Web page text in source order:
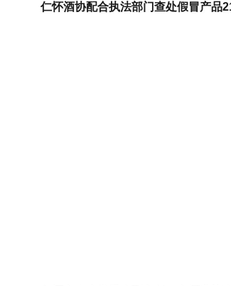
仁怀酒协配合执法部门查处假冒产品